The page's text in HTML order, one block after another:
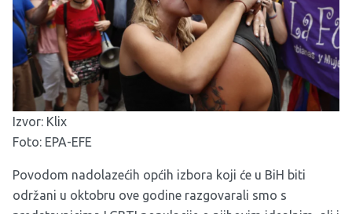
Izvor: Klix
Foto: EPA-EFE
Povodom nadolazećih općih izbora koji će u BiH biti
održani u oktobru ove godine razgovarali smo s